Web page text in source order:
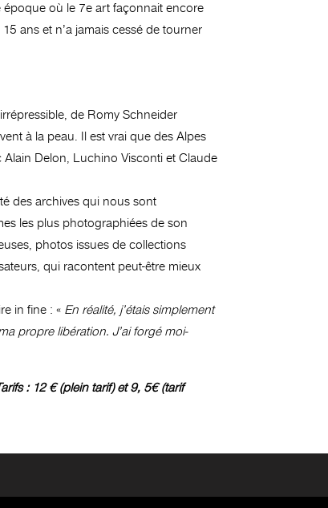
époque où le 7e art façonnait encore
ans et n’a jamais cessé de tourner
de Romy Schneider
à la peau. Il est vrai que des Alpes
Alain Delon, Luchino Visconti et Claude
des archives qui nous sont
les plus photographiées de son
photos issues de collections
qui racontent peut-être mieux
in fine : « En réalité, j’étais simplement
propre libération. J’ai forgé moi-
: 12 € (plein tarif) et 9, 5€ (tarif